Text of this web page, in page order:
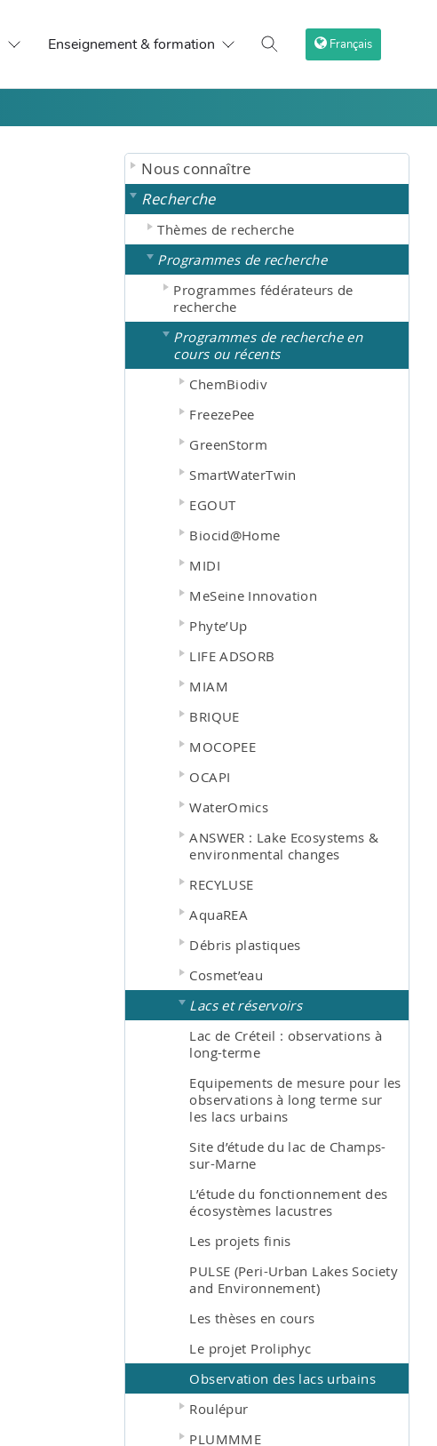
Enseignement & formation Français
Nous connaître
Recherche
Thèmes de recherche
Programmes de recherche
Programmes fédérateurs de
recherche
Programmes de recherche en
cours ou récents
ChemBiodiv
FreezePee
GreenStorm
SmartWaterTwin
EGOUT
Biocid@Home
MIDI
MeSeine Innovation
Phyte’Up
LIFE ADSORB
MIAM
BRIQUE
MOCOPEE
OCAPI
WaterOmics
ANSWER : Lake Ecosystems &
environmental changes
RECYLUSE
AquaREA
Débris plastiques
Cosmet’eau
Lacs et réservoirs
Lac de Créteil : observations à
long-terme
Equipements de mesure pour les
observations à long terme sur
les lacs urbains
Site d’étude du lac de Champs-
sur-Marne
L’étude du fonctionnement des
écosystèmes lacustres
Les projets finis
PULSE (Peri-Urban Lakes Society
and Environnement)
Les thèses en cours
Le projet Proliphyc
Observation des lacs urbains
Roulépur
PLUMMME